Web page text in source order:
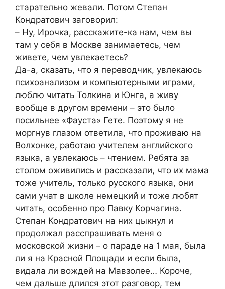
старательно жевали. Потом Степан
Кондратович заговорил:
– Ну, Ирочка, расскажите-ка нам, чем вы
там у себя в Москве занимаетесь, чем
живете, чем увлекаетесь?
Да-а, сказать, что я переводчик, увлекаюсь
психоанализом и компьютерными играми,
люблю читать Толкина и Юнга, а живу
вообще в другом времени – это было
посильнее «Фауста» Гете. Поэтому я не
моргнув глазом ответила, что проживаю на
Волхонке, работаю учителем английского
языка, а увлекаюсь – чтением. Ребята за
столом оживились и рассказали, что их мама
тоже учитель, только русского языка, они
сами учат в школе немецкий и тоже любят
читать, особенно про Павку Корчагина.
Степан Кондратович на них цыкнул и
продолжал расспрашивать меня о
московской жизни – о параде на 1 мая, была
ли я на Красной Площади и если была,
видала ли вождей на Мавзолее… Короче,
чем дальше длился этот разговор, тем